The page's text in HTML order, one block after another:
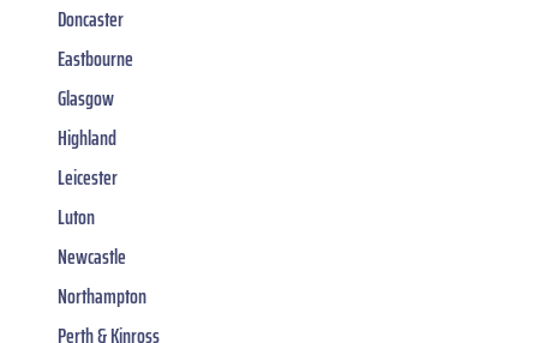
Doncaster
Eastbourne
Glasgow
Highland
Leicester
Luton
Newcastle
Northampton
Perth & Kinross